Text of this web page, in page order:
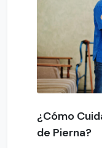
¿Cómo
de Pierna?